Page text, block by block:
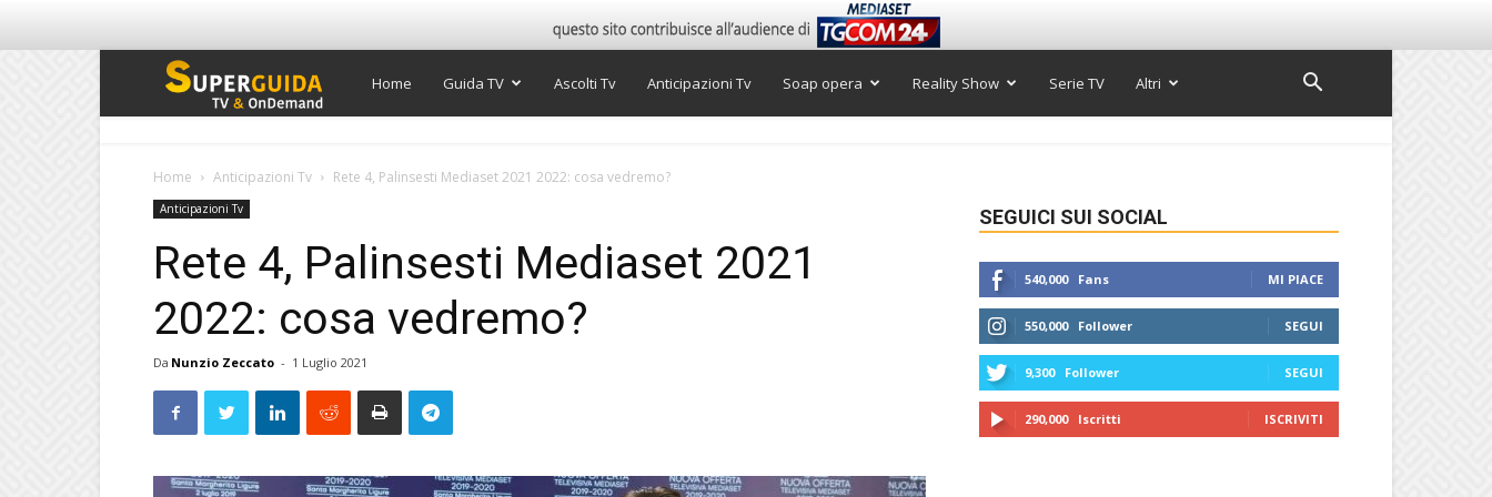
Super
Home Guida TV Ascolti Tv Anticipazioni Tv Soap opera Reality Show Serie TV Altri
Home Anticipazioni Tv Rete 4, Palinsesti Mediaset 2021 2022: cosa vedremo?
Anticipazioni Tv
Rete 4, Palinsesti Mediaset 2021
2022: cosa vedremo?
Da Nunzio Zeccato - 1 Luglio 2021
SEGUICI SUI SOCIAL
540,000 Fans MI PIACE
550,000 Follower SEGUI
9,300 Follower SEGUI
290,000 Iscritti ISCRIVITI